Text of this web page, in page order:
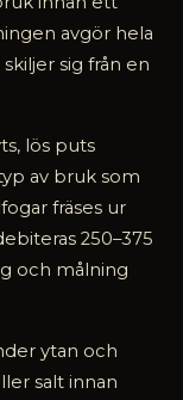
avgör hela
sig från en
lös puts
av bruk som
fräses ur
250–375
och målning
ytan och
salt innan